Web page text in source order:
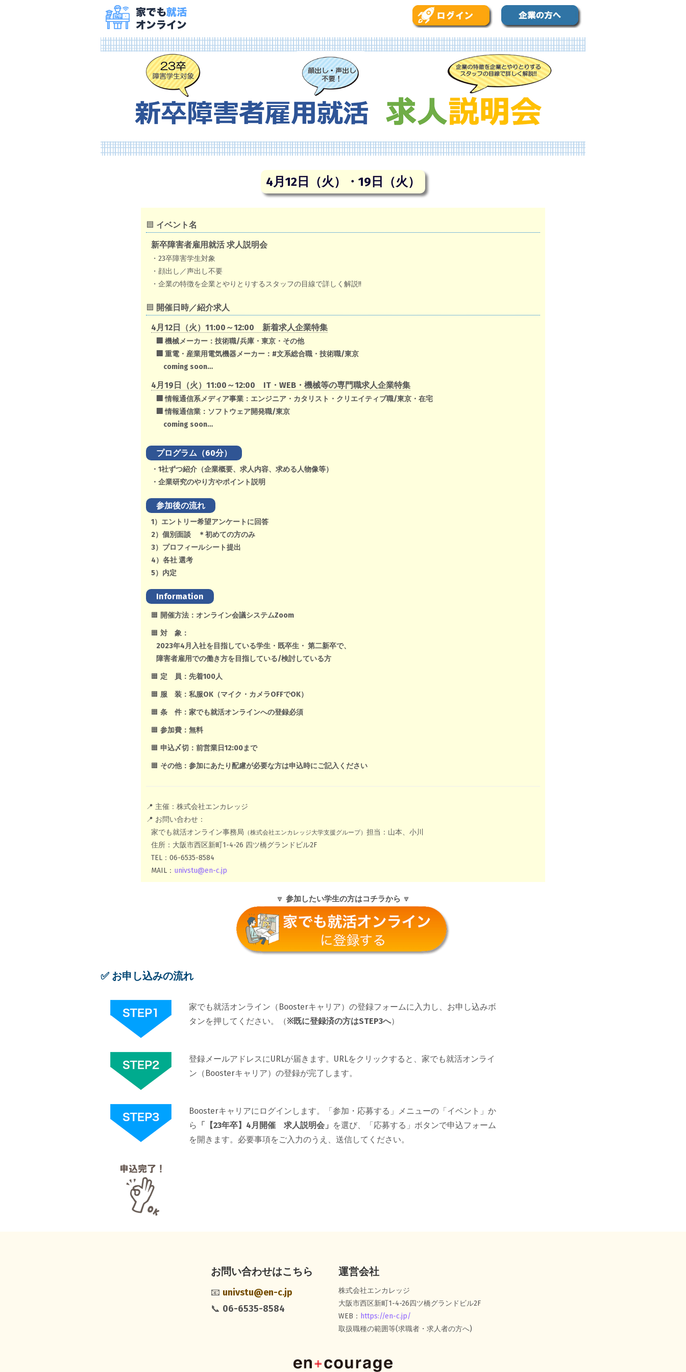
4月12日（火）・19日（火）
🟦 イベント名
新卒障害者雇用就活 求人説明会
・23卒障害学生対象
・顔出し／声出し不要
・企業の特徴を企業とやりとりするスタッフの目線で詳しく解説!!
🟦 開催日時／紹介求人
4月12日（火）11:00～12:00 新着求人企業特集
🏢 機械メーカー：技術職/兵庫・東京・その他
🏢 重電・産業用電気機器メーカー：#文系総合職・技術職/東京
coming soon…
4月19日（火）11:00～12:00 IT・WEB・機械等の専門職求人企業特集
🏢 情報通信系メディア事業：エンジニア・カタリスト・クリエイティブ職/東京・在宅
🏢 情報通信業：ソフトウェア開発職/東京
coming soon…
プログラム（60分）
・1社ずつ紹介（企業概要、求人内容、求める人物像等）
・企業研究のやり方やポイント説明
参加後の流れ
1）エントリー希望アンケートに回答
2）個別面談 ＊初めての方のみ
3）プロフィールシート提出
4）各社 選考
5）内定
Information
🟧 開催方法：オンライン会議システムZoom
🟧対 象：
2023年4月入社を目指している学生・既卒生・ 第二新卒で、
障害者雇用での働き方を目指している/検討している方
🟧 定 員：先着100人
🟧 服 装：私服OK（マイク・カメラOFFでOK）
🟧条 件：家でも就活オンラインへの登録必須
🟧参加費：無料
🟧申込〆切：前営業日12:00まで
🟧 その他：参加にあたり配慮が必要な方は申込時にご記入ください
📍 主催：株式会社エンカレッジ
📍 お問い合わせ：
家でも就活オンライン事務局 （株式会社エンカレッジ大学支援グループ）担当：山本、小川
住所：大阪市西区新町1-4-26 四ツ橋グランドビル2F
TEL：06-6535-8584
MAIL： univstu@en-c.jp
🔽 参加したい学生の方はコチラから 🔽
✅ お申し込みの流れ
家でも就活オンライン（Boosterキャリア）の登録フォームに入力し、お申し込みボ
タンを押してください。（※既に登録済の方はSTEP3へ）
登録メールアドレスにURLが届きます。URLをクリックすると、家でも就活オンライ
ン（Boosterキャリア）の登録が完了します。
Boosterキャリアにログインします。「参加・応募する」メニューの「イベント」か
ら 「【23年卒】4月開催 求人説明会」 を選び、「応募する」ボタンで申込フォーム
を開きます。必要事項をご入力のうえ、送信してください。
お問い合わせはこちら
📧 univstu@en-c.jp
📞 06-6535-8584
運営会社
株式会社エンカレッジ
大阪市西区新町1-4-26四ツ橋グランドビル2F
WEB： https://en-c.jp/
取扱職種の範囲等(求職者・求人者の方へ)